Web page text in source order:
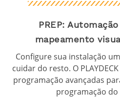
PREP:
mapeamento
Configure sua instalação
cuidar do resto. O
programação avançadas
programação do